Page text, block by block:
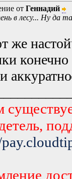
от Геннадий
в лесу... Ну да
же
аккуратно